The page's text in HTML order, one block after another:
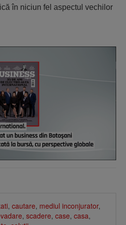
în niciun fel aspectul vechilor
, cautare, mediul inconjurator,
, scadere, case, casa,